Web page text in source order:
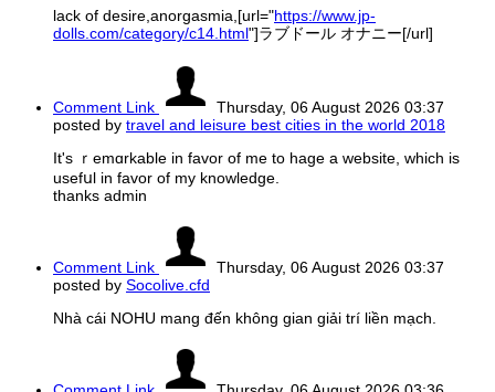
lack of desire,anorgasmia,[url="https://www.jp-
dolls.com/category/c14.html"]ラブドール オナニー[/url]
Comment Link
Thursday, 06 August 2026 03:37
posted by travel and leisure best cities in the world 2018
It's ｒemɑrkable in favor of me to hage a website, which is
usefսl in favor of my knowledge.
thanks admin
Comment Link
Thursday, 06 August 2026 03:37
posted by Socolive.cfd
Nhà cái NOHU mang đến không gian giải trí liền mạch.